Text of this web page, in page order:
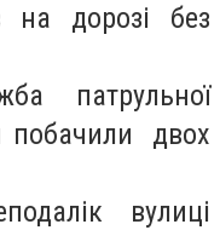
на дорозі без
патрульної
побачили двох
вулиці